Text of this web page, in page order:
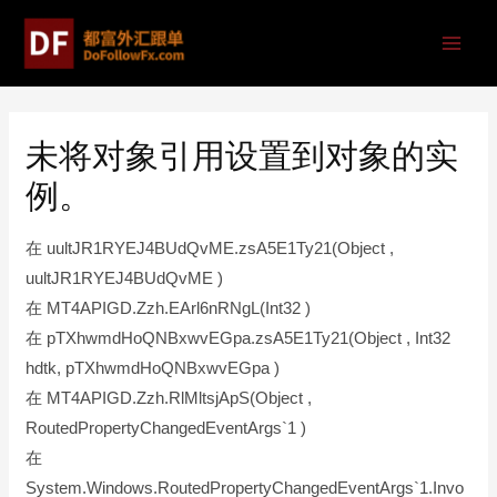
未将对象引用设置到对象的实
例。
在 uultJR1RYEJ4BUdQvME.zsA5E1Ty21(Object ,
uultJR1RYEJ4BUdQvME )
在 MT4APIGD.Zzh.EArl6nRNgL(Int32 )
在 pTXhwmdHoQNBxwvEGpa.zsA5E1Ty21(Object , Int32
hdtk, pTXhwmdHoQNBxwvEGpa )
在 MT4APIGD.Zzh.RlMltsjApS(Object ,
RoutedPropertyChangedEventArgs`1 )
在
System.Windows.RoutedPropertyChangedEventArgs`1.Invo